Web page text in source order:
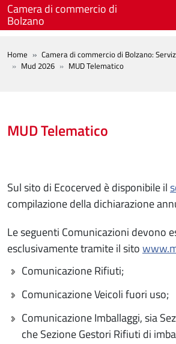
Salta al contenuto principale
Camera di commercio di
Bolzano
BREADCRUMB
Home Camera di commercio di Bolzano:
Mud 2026
MUD Telematico
MUD Telematico
Sul sito di Ecocerved è disponibile il
compilazione della dichiarazione
Le seguenti Comunicazioni devono
esclusivamente tramite il sito
Comunicazione Rifiuti;
Comunicazione Veicoli fuori uso;
Comunicazione Imballaggi, sia
che Sezione Gestori Rifiuti di